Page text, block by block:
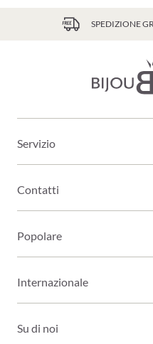
SPEDIZIONE
Servizio
Contatti
Popolare
Internazionale
Su di noi